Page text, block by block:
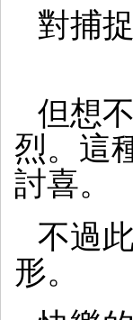
對捕
但想
烈。這
討喜。
不過
形。